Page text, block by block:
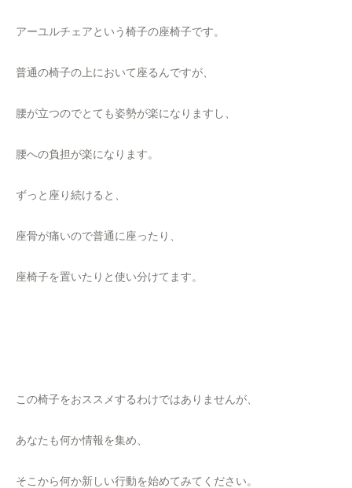
アーユルチェアという椅子の座椅子です。
普通の椅子の上において座るんですが、
腰が立つのでとても姿勢が楽になりますし、
腰への負担が楽になります。
ずっと座り続けると、
座骨が痛いので普通に座ったり、
座椅子を置いたりと使い分けてます。
この椅子をおススメするわけではありませんが、
あなたも何か情報を集め、
そこから何か新しい行動を始めてみてください。